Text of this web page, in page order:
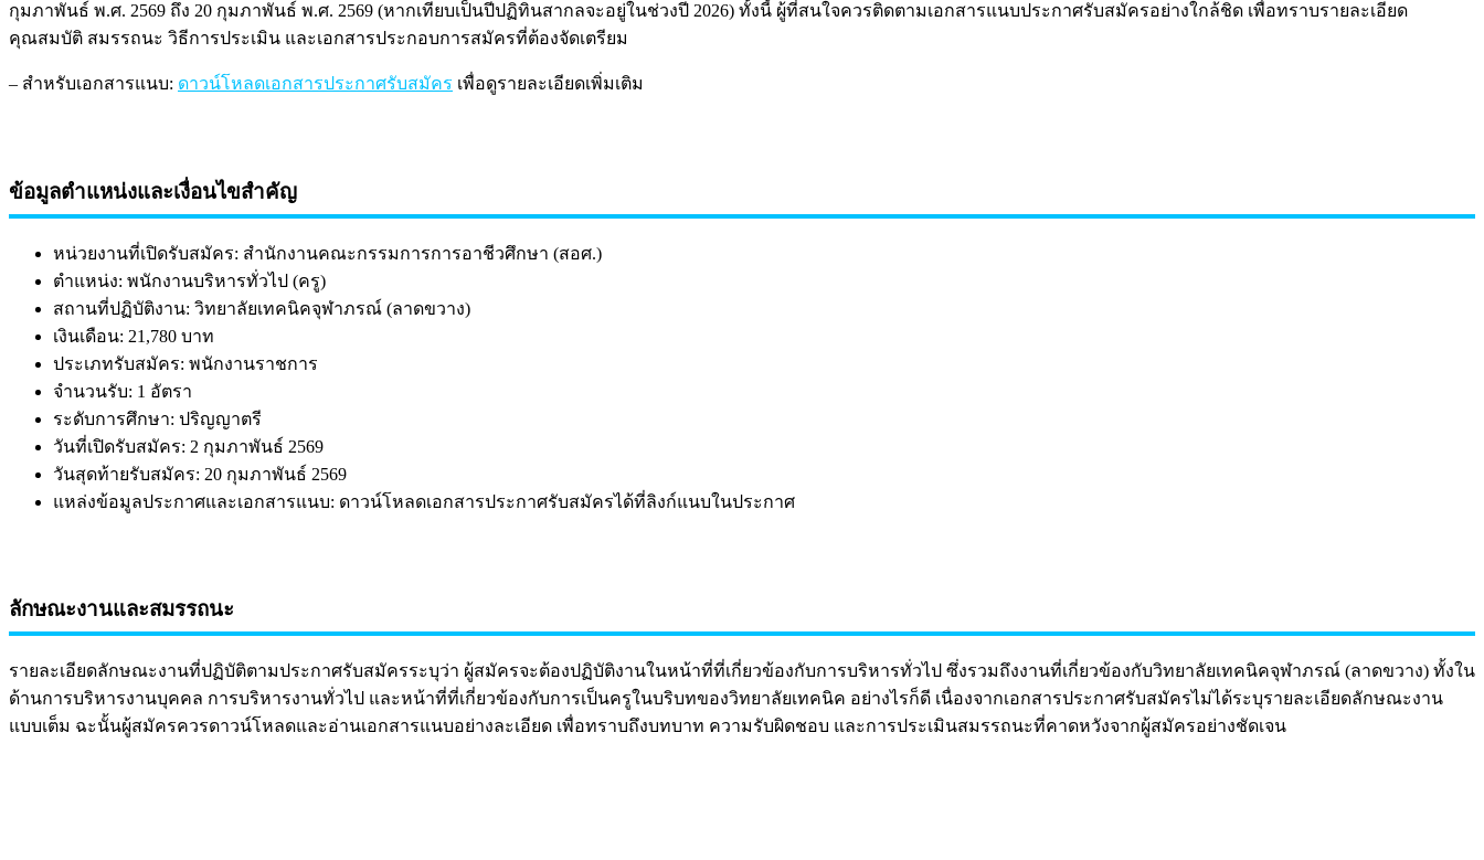
กุมภาพันธ์ พ.ศ. 2569 ถึง 20 กุมภาพันธ์ พ.ศ. 2569 (หากเทียบเป็นปีปฏิทินสากลจะอยู่ในช่วงปี 2026) ทั้งนี้ ผู้ที่สนใจควรติดตามเอกสารแนบประกาศรับสมัครอย่างใกล้ชิด เพื่อทราบรายละเอียด
คุณสมบัติ สมรรถนะ วิธีการประเมิน และเอกสารประกอบการสมัครที่ต้องจัดเตรียม
– สำหรับเอกสารแนบ: ดาวน์โหลดเอกสารประกาศรับสมัคร เพื่อดูรายละเอียดเพิ่มเติม
ข้อมูลตำแหน่งและเงื่อนไขสำคัญ
หน่วยงานที่เปิดรับสมัคร: สำนักงานคณะกรรมการการอาชีวศึกษา (สอศ.)
ตำแหน่ง: พนักงานบริหารทั่วไป (ครู)
สถานที่ปฏิบัติงาน: วิทยาลัยเทคนิคจุฬาภรณ์ (ลาดขวาง)
เงินเดือน: 21,780 บาท
ประเภทรับสมัคร: พนักงานราชการ
จำนวนรับ: 1 อัตรา
ระดับการศึกษา: ปริญญาตรี
วันที่เปิดรับสมัคร: 2 กุมภาพันธ์ 2569
วันสุดท้ายรับสมัคร: 20 กุมภาพันธ์ 2569
แหล่งข้อมูลประกาศและเอกสารแนบ: ดาวน์โหลดเอกสารประกาศรับสมัครได้ที่ลิงก์แนบในประกาศ
ลักษณะงานและสมรรถนะ
รายละเอียดลักษณะงานที่ปฏิบัติตามประกาศรับสมัครระบุว่า ผู้สมัครจะต้องปฏิบัติงานในหน้าที่ที่เกี่ยวข้องกับการบริหารทั่วไป ซึ่งรวมถึงงานที่เกี่ยวข้องกับวิทยาลัยเทคนิคจุฬาภรณ์ (ลาดขวาง) ทั้งใน
ด้านการบริหารงานบุคคล การบริหารงานทั่วไป และหน้าที่ที่เกี่ยวข้องกับการเป็นครูในบริบทของวิทยาลัยเทคนิค อย่างไรก็ดี เนื่องจากเอกสารประกาศรับสมัครไม่ได้ระบุรายละเอียดลักษณะงาน
แบบเต็ม ฉะนั้นผู้สมัครควรดาวน์โหลดและอ่านเอกสารแนบอย่างละเอียด เพื่อทราบถึงบทบาท ความรับผิดชอบ และการประเมินสมรรถนะที่คาดหวังจากผู้สมัครอย่างชัดเจน